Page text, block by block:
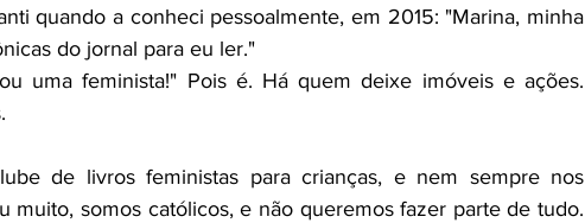
quando a conheci pessoalmente, em 2015: "Marina, minha
do jornal para eu ler."
uma feminista!" Pois é. Há quem deixe imóveis e ações.
de livros feministas para crianças, e nem sempre nos
muito, somos católicos, e não queremos fazer parte de tudo.